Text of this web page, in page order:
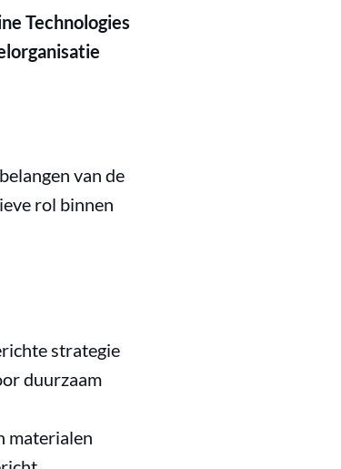
Technologies
van de
rol binnen
strategie
duurzaam
materialen